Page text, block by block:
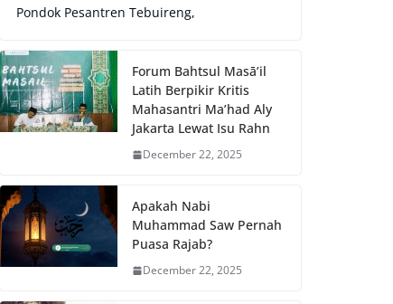
Pondok Pesantren Tebuireng,
Forum Bahtsul Masā’il
Latih Berpikir Kritis
Mahasantri Ma’had Aly
Jakarta Lewat Isu Rahn
December 22, 2025
Apakah Nabi
Muhammad Saw Pernah
Puasa Rajab?
December 22, 2025